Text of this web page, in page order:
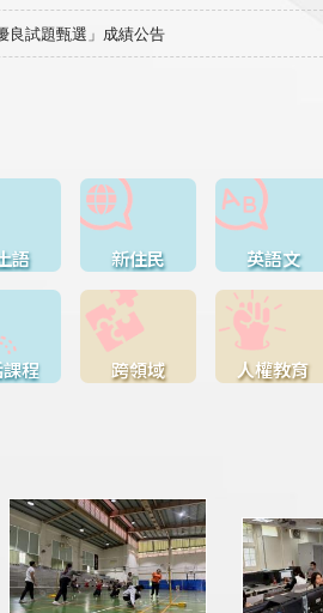
良試題甄選」成績公告
語 新住民 英語文
程 跨領域 人權教育